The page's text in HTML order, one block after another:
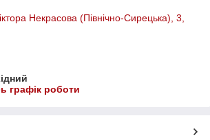
Некрасова (Північно-Сирецька), 3,
графік роботи